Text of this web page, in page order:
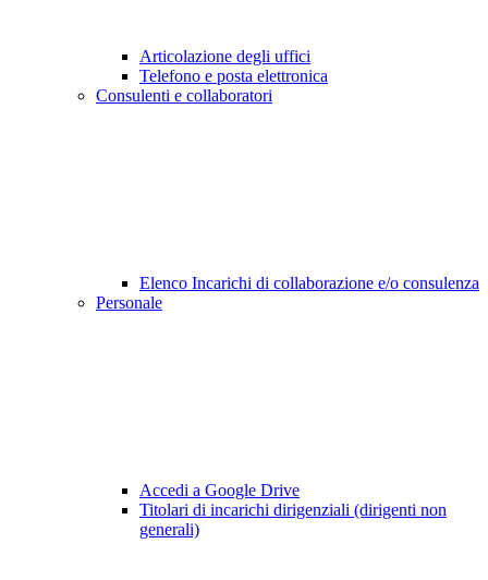
Articolazione degli uffici
Telefono e posta elettronica
Consulenti e collaboratori
Elenco Incarichi di collaborazione e/o consulenza
Personale
Accedi a Google Drive
Titolari di incarichi dirigenziali (dirigenti non
generali)